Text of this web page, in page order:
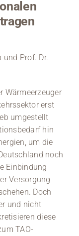
und Prof. Dr.
Wärmeerzeuger
erst
umgestellt
hin
um die
noch
Einbindung
Versorgung
Doch
und nicht
diese
TAO-